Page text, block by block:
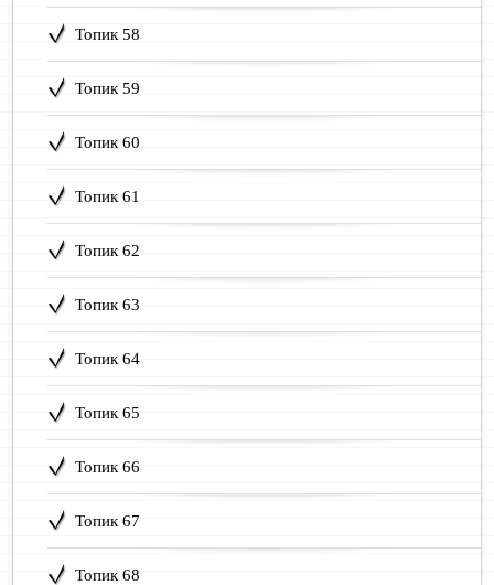
Топик 58
Топик 59
Топик 60
Топик 61
Топик 62
Топик 63
Топик 64
Топик 65
Топик 66
Топик 67
Топик 68